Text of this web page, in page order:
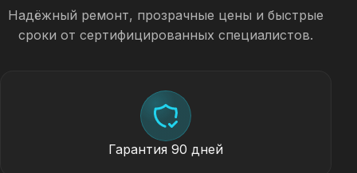
Надёжный ремонт, прозрачные цены и быстрые
сроки от сертифицированных специалистов.
Гарантия 90 дней